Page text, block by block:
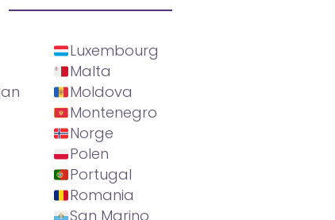
Luxembourg
Malta
Moldova
Montenegro
Norge
Polen
Portugal
Romania
San Marino